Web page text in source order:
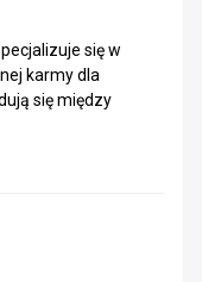
się w
karmy dla
się między